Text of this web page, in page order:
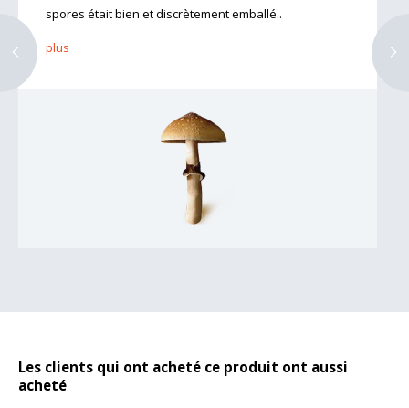
spores était bien et discrètement emballé..
plus
Les clients qui ont acheté ce produit ont aussi
acheté